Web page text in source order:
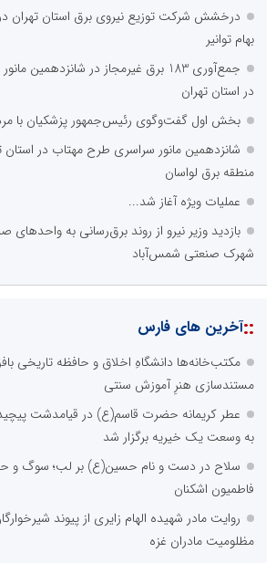
درخشش شرکت توزیع نیروی برق استان تهران در
بهام توانیر
جمع‌آوری 183 برق غیرمجاز در
در استان تهران
بخش اول گفت‌وگوی رئیس‌جمهور پزشکیان با
شانزدهمین مانور سراسری طرح مهتاب در استان
منطقه برق لواسان
عملیات ویژه آغاز شد...
بازدید وزیر نیرو از روند برق‌رسانی به واحدهای
شهرک صنعتی شمس‌آباد
::آخرین های فارس
مکتب‌خانه‌ها دانشگاهِ اخلاق و حافظه تاریخی
مستندسازی هنرِ آموزش سنتی
عطر کریمانه حضرت قاسم(ع) در قیامدشت
به وسعت یک خیریه برگزار شد
سلاح در دست و نام حسین(ع) بر لب؛ سوگ و
فاطمیون اشکنان
روایت مادر شهیده الهام زایری از پیوند
مظلومیت مادران غزه